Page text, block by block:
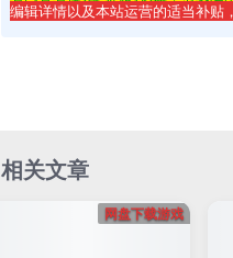
编辑详情以及本站运营的适当补贴
相关文章
网盘下载游戏